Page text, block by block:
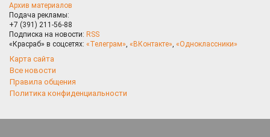
Архив материалов
Подача рекламы:
+7 (391) 211-56-88
Подписка на новости: RSS
«Красраб» в соцсетях: «Телеграм», «ВКонтакте», «Одноклассники»
Карта сайта
Все новости
Правила общения
Политика конфиденциальности